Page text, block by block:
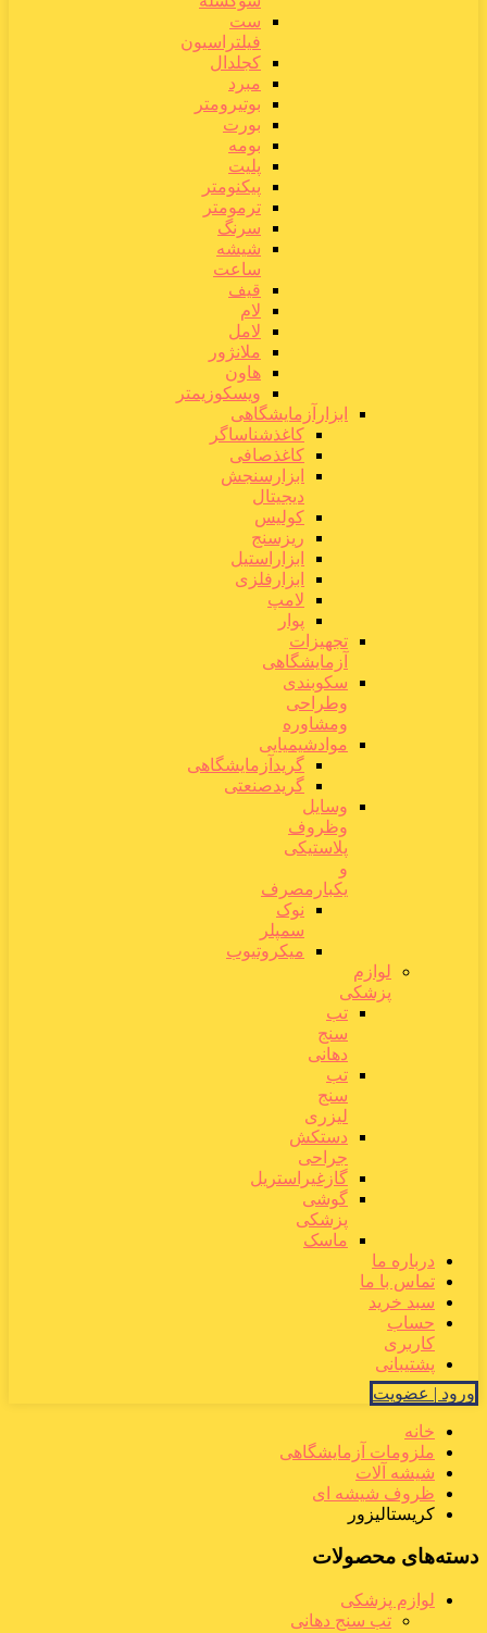
ست
فیلتراسیون
کجلدال
مبرد
بوتیرومتر
بورت
بومه
پلیت
پیکنومتر
ترمومتر
سرنگ
شیشه
ساعت
قیف
لام
لامل
ملانژور
هاون
ویسکوزیمتر
ابزارآزمایشگاهی
کاغذشناساگر
کاغذصافی
ابزارسنجش
دیجیتال
کولیس
ریزسنج
ابزاراستیل
ابزارفلزی
لامپ
پوار
تجهیزات
آزمایشگاهی
سکوبندی
وطراحی
ومشاوره
موادشیمیایی
گریدآزمایشگاهی
گریدصنعتی
وسایل
وظروف
پلاستیکی
و
یکبارمصرف
نوک
سمپلر
میکروتیوب
لوازم
پزشکی
تب
سنج
دهانی
تب
سنج
لیزری
دستکش
جراحی
گازغیراستریل
گوشی
پزشکی
ماسک
درباره ما
تماس با ما
سبد خرید
حساب
کاربری
پشتیبانی
ورود | عضویت
خانه
ملزومات آزمایشگاهی
شیشه آلات
ظروف شیشه ای
کریستالیزور
دسته‌های محصولات
لوازم پزشکی
تب سنج دهانی